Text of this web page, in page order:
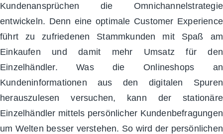
Kundenansprüchen die Omnichannelstrategie
entwickeln. Denn eine optimale Customer Experience
führt zu zufriedenen Stammkunden mit Spaß am
Einkaufen und damit mehr Umsatz für den
Einzelhändler. Was die Onlineshops an
Kundeninformationen aus den digitalen Spuren
herauszulesen versuchen, kann der stationäre
Einzelhändler mittels persönlicher Kundenbefragungen
um Welten besser verstehen. So wird der persönlichen